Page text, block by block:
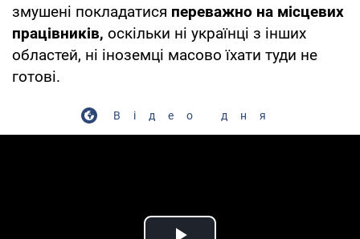
змушені покладатися переважно на місцевих
працівників, оскільки ні українці з інших
областей, ні іноземці масово їхати туди не
готові.
Відео дня